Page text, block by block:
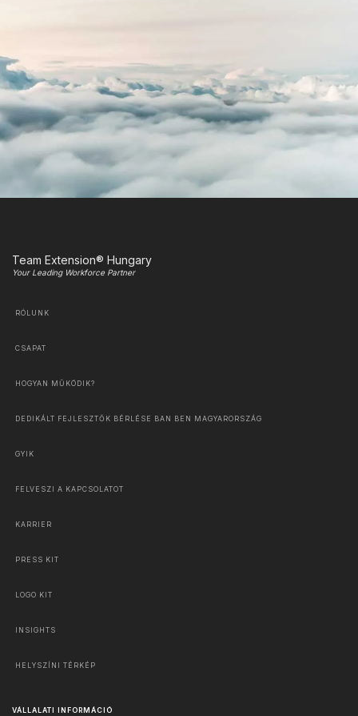
Team Extension® Hungary
Your Leading Workforce Partner
RÓLUNK
CSAPAT
HOGYAN MŰKÖDIK?
DEDIKÁLT FEJLESZTŐK BÉRLÉSE BAN BEN MAGYARORSZÁG
GYIK
FELVESZI A KAPCSOLATOT
KARRIER
PRESS KIT
LOGO KIT
INSIGHTS
HELYSZÍNI TÉRKÉP
VÁLLALATI INFORMÁCIÓ